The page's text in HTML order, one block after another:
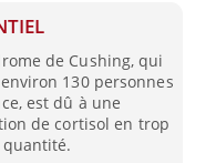
de Cushing, qui
130 personnes
est dû à une
de cortisol en trop